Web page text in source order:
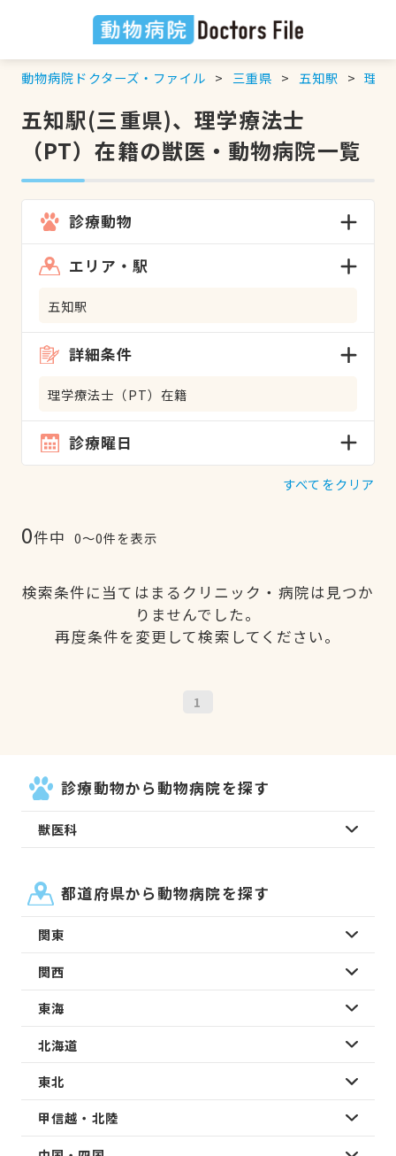
動物病院ドクターズ・ファイル 三重県 五知駅 理学
五知駅(三重県)、理学療法士
（PT）在籍の獣医・動物病院一覧
診療動物
エリア・駅
五知駅
詳細条件
理学療法士（PT）在籍
診療曜日
すべてをクリア
0件中 0〜0件を表示
検索条件に当てはまるクリニック・病院は見つか
りませんでした。
再度条件を変更して検索してください。
1
診療動物から動物病院を探す
獣医科
都道府県から動物病院を探す
関東
関西
東海
北海道
東北
甲信越・北陸